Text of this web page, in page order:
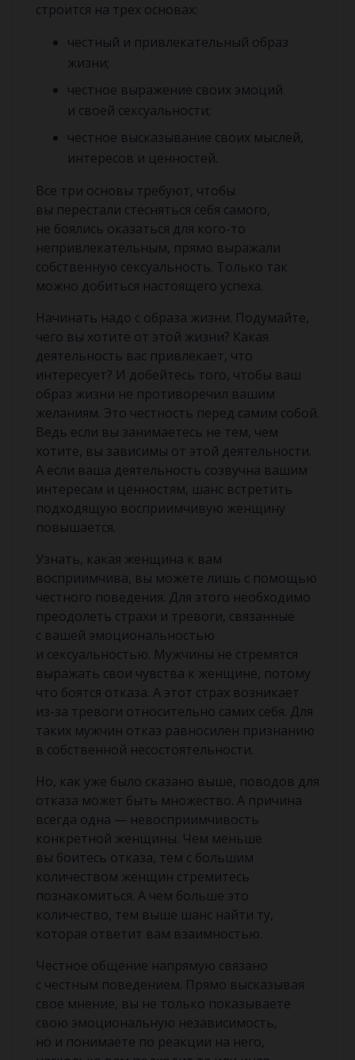
строится на трех основах:
честный и привлекательный образ
жизни;
честное выражение своих эмоций
и своей сексуальности;
честное высказывание своих мыслей,
интересов и ценностей.
Все три основы требуют, чтобы
вы перестали стесняться себя самого,
не боялись оказаться для кого-то
непривлекательным, прямо выражали
собственную сексуальность. Только так
можно добиться настоящего успеха.
Начинать надо с образа жизни. Подумайте,
чего вы хотите от этой жизни? Какая
деятельность вас привлекает, что
интересует? И добейтесь того, чтобы ваш
образ жизни не противоречил вашим
желаниям. Это честность перед самим собой.
Ведь если вы занимаетесь не тем, чем
хотите, вы зависимы от этой деятельности.
А если ваша деятельность созвучна вашим
интересам и ценностям, шанс встретить
подходящую восприимчивую женщину
повышается.
Узнать, какая женщина к вам
восприимчива, вы можете лишь с помощью
честного поведения. Для этого необходимо
преодолеть страхи и тревоги, связанные
с вашей эмоциональностью
и сексуальностью. Мужчины не стремятся
выражать свои чувства к женщине, потому
что боятся отказа. А этот страх возникает
из-за тревоги относительно самих себя. Для
таких мужчин отказ равносилен признанию
в собственной несостоятельности.
Но, как уже было сказано выше, поводов для
отказа может быть множество. А причина
всегда одна — невосприимчивость
конкретной женщины. Чем меньше
вы боитесь отказа, тем с большим
количеством женщин стремитесь
познакомиться. А чем больше это
количество, тем выше шанс найти ту,
которая ответит вам взаимностью.
Честное общение напрямую связано
с честным поведением. Прямо высказывая
свое мнение, вы не только показываете
свою эмоциональную независимость,
но и понимаете по реакции на него,